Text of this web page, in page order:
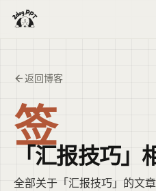
返回博客
签
「汇报技巧」
全部关于「汇报技巧」的文